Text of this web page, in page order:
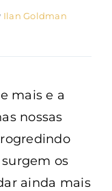
Ilan Goldman
mais e a
nossas
os
ainda mais